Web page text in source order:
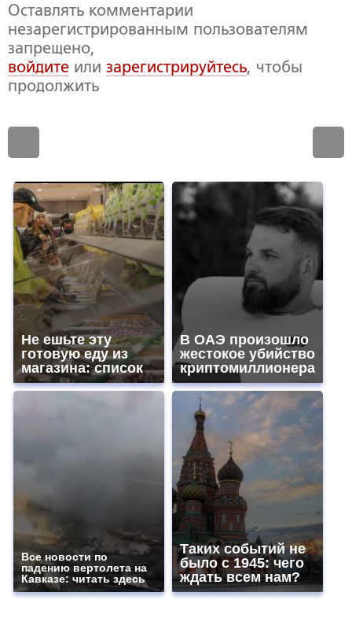
Оставлять комментарии
незарегистрированным пользователям
запрещено,
войдите или зарегистрируйтесь, чтобы
продолжить
Не ешьте эту
готовую еду из
магазина: список
В ОАЭ произошло
жестокое убийство
криптомиллионера
Все новости по
падению вертолета на
Кавказе: читать здесь
Таких событий не
было с 1945: чего
ждать всем нам?